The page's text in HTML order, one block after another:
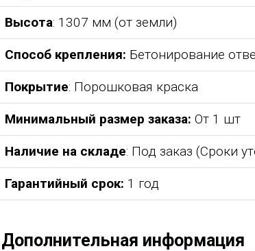
Высота: 1307 мм (от земли)
Способ крепления: Бетонирование
Покрытие: Порошковая краска
Минимальный размер заказа: От 1 шт
Наличие на складе: Под заказ (Сроки
Гарантийный срок: 1 год
Дополнительная информация